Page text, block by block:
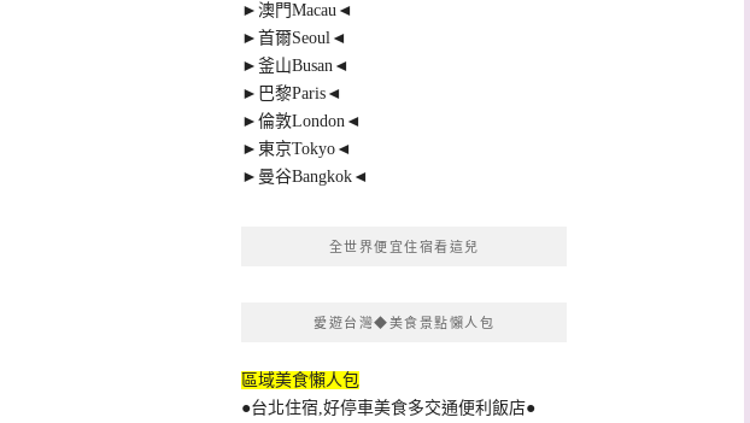
►澳門Macau◄
►首爾Seoul◄
►釜山Busan◄
►巴黎Paris◄
►倫敦London◄
►東京Tokyo◄
►曼谷Bangkok◄
全世界便宜住宿看這兒
愛遊台灣◆美食景點懶人包
區域美食懶人包
●台北住宿,好停車美食多交通便利飯店●